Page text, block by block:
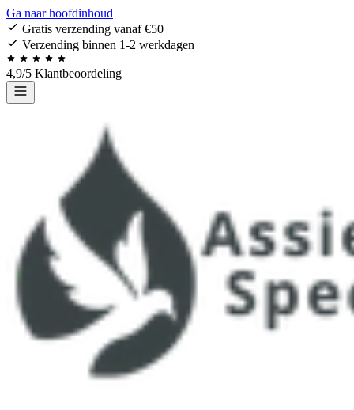
Ga naar hoofdinhoud
Gratis verzending vanaf €50
Verzending binnen 1-2 werkdagen
4,9/5 Klantbeoordeling